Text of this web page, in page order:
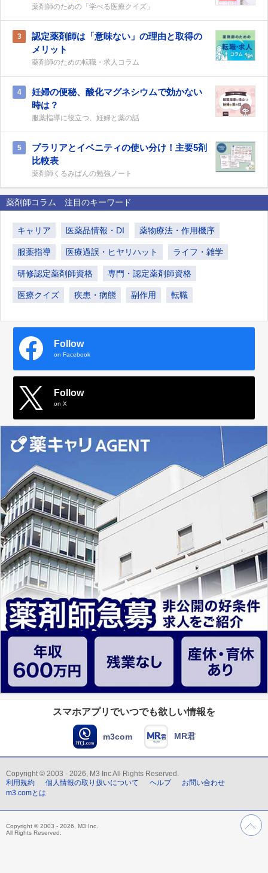
薬剤師のための「学べる医療クイズ」
3
認定薬剤師は「意味ない」の理由と取得の
メリット
薬剤師のための転職・求人コラム
4
妊婦の便秘、酸化マグネシウムで効かない
時は？
服薬指導に役立つ、妊婦と薬の話
5
プラリアとイベニティの使い分け！主要5剤
比較表
薬剤師くるみぱんの勉強ノート
薬剤師コラム 注目のキーワード
キャリア 医薬品情報・DI 薬物療法・作用機序
服薬指導 医療過誤・ヒヤリハット ライフ・雑学
研修認定薬剤師資格 専門・認定薬剤師資格
医療クイズ 疾患・病態 副作用 転職
Follow
on Facebook
Follow
on X
スマホアプリでいつでも欲しい情報を
m3com MR君
Copyright © 2003 - 2026, M3 Inc All Rights Reserved.
利用規約
個人情報の取り扱いについて ヘルプ
お問い合わせ
m3.comとは
Copyright © 2003 - 2026, M3 Inc.
All Rights Reserved.